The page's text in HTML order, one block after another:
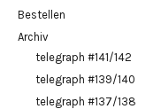
Bestellen
Archiv
telegraph #141/142
telegraph #139/140
telegraph #137/138